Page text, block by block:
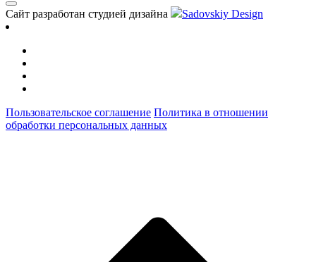
Сайт разработан студией дизайна Sadovskiy Design
Пользовательское соглашение Политика в отношении
обработки персональных данных